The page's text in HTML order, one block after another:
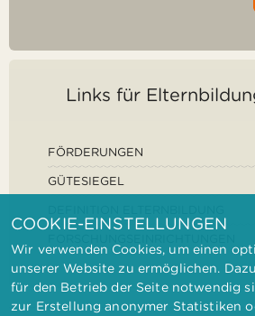
Links für
FÖRDERUNGEN
GÜTESIEGEL
COOKIE-EINSTELLUNGEN
Wir verwenden Cookies, um einen
unserer Website zu ermöglichen.
für den Betrieb der Seite notwendig
zur Erstellung anonymer Statistiken